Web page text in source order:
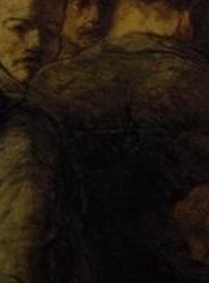
quais